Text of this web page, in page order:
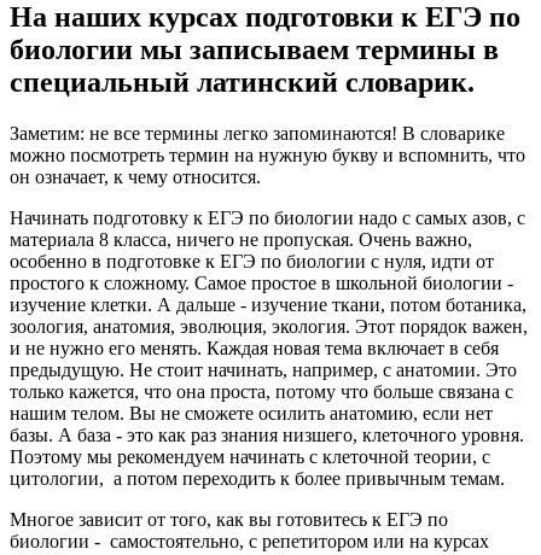
На наших курсах подготовки к ЕГЭ по
биологии мы записываем термины в
специальный латинский словарик.
Заметим: не все термины легко запоминаются! В словарике
можно посмотреть термин на нужную букву и вспомнить, что
он означает, к чему относится.
Начинать подготовку к ЕГЭ по биологии надо с самых азов, с
материала 8 класса, ничего не пропуская. Очень важно,
особенно в подготовке к ЕГЭ по биологии с нуля, идти от
простого к сложному. Самое простое в школьной биологии -
изучение клетки. А дальше - изучение ткани, потом ботаника,
зоология, анатомия, эволюция, экология. Этот порядок важен,
и не нужно его менять. Каждая новая тема включает в себя
предыдущую. Не стоит начинать, например, с анатомии. Это
только кажется, что она проста, потому что больше связана с
нашим телом. Вы не сможете осилить анатомию, если нет
базы. А база - это как раз знания низшего, клеточного уровня.
Поэтому мы рекомендуем начинать с клеточной теории, с
цитологии, а потом переходить к более привычным темам.
Многое зависит от того, как вы готовитесь к ЕГЭ по
биологии - самостоятельно, с репетитором или на курсах